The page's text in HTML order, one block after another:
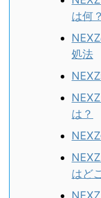
は何？
処法
は？
はど